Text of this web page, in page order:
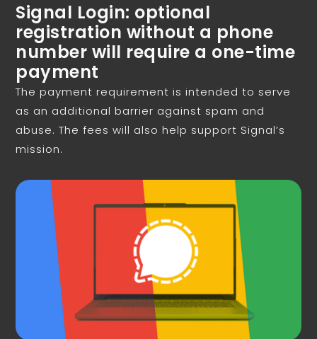
Signal Login: optional
registration without a phone
number will require a one-time
payment
The payment requirement is intended to serve
as an additional barrier against spam and
abuse. The fees will also help support Signal’s
mission.